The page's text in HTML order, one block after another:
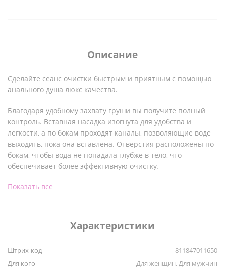
Описание
Сделайте сеанс очистки быстрым и приятным с помощью
анального душа люкс качества.
Благодаря удобному захвату груши вы получите полный
контроль. Вставная насадка изогнута для удобства и
легкости, а по бокам проходят каналы, позволяющие воде
выходить, пока она вставлена. Отверстия расположены по
бокам, чтобы вода не попадала глубже в тело, что
обеспечивает более эффективную очистку.
Длина груши: 14 см
Диаметр груши: 7.6 см
Показать все
Характеристики
Штрих-код
811847011650
Для кого
Для женщин, Для мужчин